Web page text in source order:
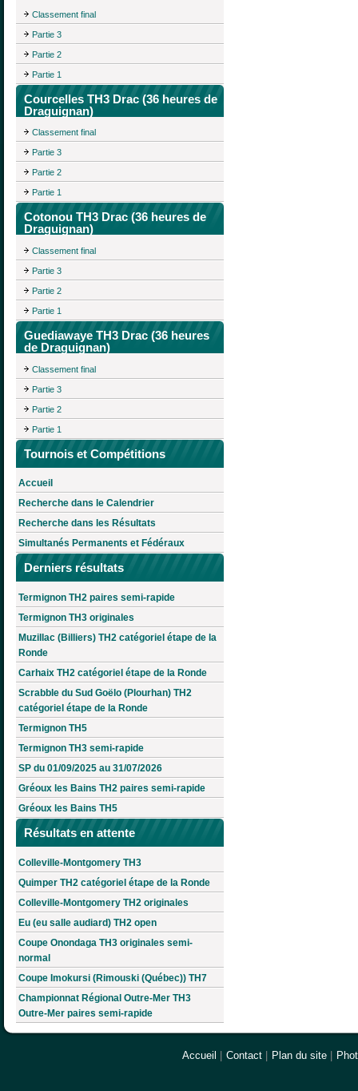
Classement final
Partie 3
Partie 2
Partie 1
Courcelles TH3 Drac (36 heures de
Draguignan)
Classement final
Partie 3
Partie 2
Partie 1
Cotonou TH3 Drac (36 heures de
Draguignan)
Classement final
Partie 3
Partie 2
Partie 1
Guediawaye TH3 Drac (36 heures
de Draguignan)
Classement final
Partie 3
Partie 2
Partie 1
Tournois et Compétitions
Accueil
Recherche dans le Calendrier
Recherche dans les Résultats
Simultanés Permanents et Fédéraux
Derniers résultats
Termignon TH2 paires semi-rapide
Termignon TH3 originales
Muzillac (Billiers) TH2 catégoriel étape de la
Ronde
Carhaix TH2 catégoriel étape de la Ronde
Scrabble du Sud Goëlo (Plourhan) TH2
catégoriel étape de la Ronde
Termignon TH5
Termignon TH3 semi-rapide
SP du 01/09/2025 au 31/07/2026
Gréoux les Bains TH2 paires semi-rapide
Gréoux les Bains TH5
Résultats en attente
Colleville-Montgomery TH3
Quimper TH2 catégoriel étape de la Ronde
Colleville-Montgomery TH2 originales
Eu (eu salle audiard) TH2 open
Coupe Onondaga TH3 originales semi-
normal
Coupe Imokursi (Rimouski (Québec)) TH7
Championnat Régional Outre-Mer TH3
Outre-Mer paires semi-rapide
Accueil Contact Plan du site